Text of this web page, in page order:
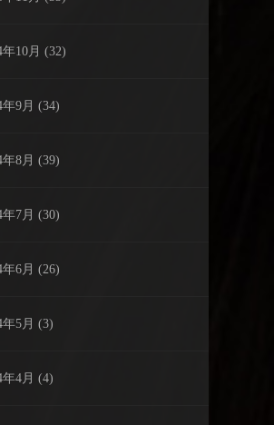
年10月 (32)
年9月 (34)
年8月 (39)
年7月 (30)
年6月 (26)
年5月 (3)
年4月 (4)